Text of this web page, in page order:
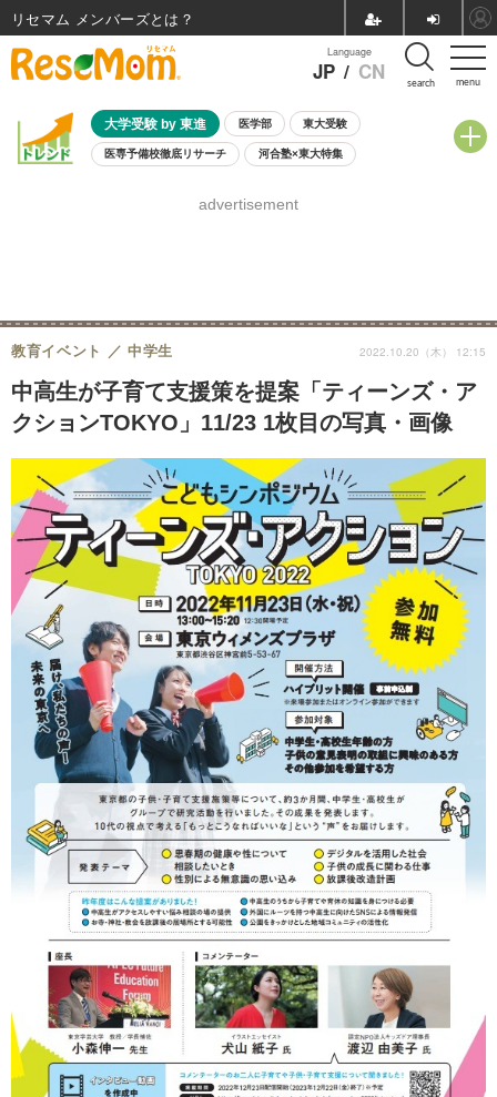
menu
Language
JP / CN search
大学受験 by 東進 医学部 東大受験
医専予備校徹底リサーチ 河合塾×東大特集
8月開催学校説明会・相談会
advertisement
中高生が子育て支援策を提案「ティーンズ・ア
クションTOKYO」11/23 1枚目の写真・画像
教育イベント 中学生 2022.10.20（木） 12:15
リセマム メンバーズ